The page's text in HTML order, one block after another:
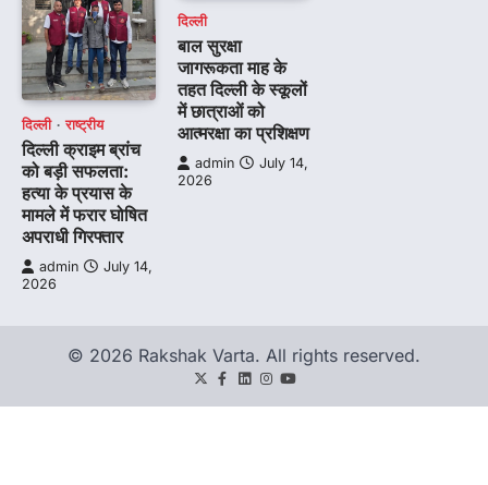
दिल्ली राष्ट्रीय
दिल्ली क्राइम ब्रांच
को बड़ी सफलता:
हत्या के प्रयास के
मामले में फरार घोषित
अपराधी गिरफ्तार
admin
July 14,
2026
दिल्ली
बाल सुरक्षा
जागरूकता माह के
तहत दिल्ली के स्कूलों
में छात्राओं को
आत्मरक्षा का प्रशिक्षण
admin
July 14,
2026
© 2026 Rakshak Varta. All rights reserved.
TwitterFacebook
LinkedIn
Instagram
youtube